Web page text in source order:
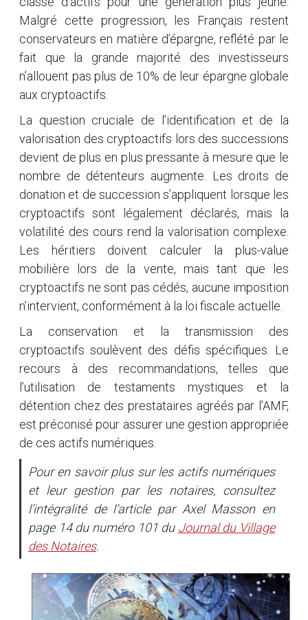
Malgré cette progression, les Français restent
conservateurs en matière d’épargne, reflété par le
fait que la grande majorité des investisseurs
n’allouent pas plus de 10% de leur épargne globale
aux cryptoactifs.
La question cruciale de l’identification et de la
valorisation des cryptoactifs lors des successions
devient de plus en plus pressante à mesure que le
nombre de détenteurs augmente. Les droits de
donation et de succession s’appliquent lorsque les
cryptoactifs sont légalement déclarés, mais la
volatilité des cours rend la valorisation complexe.
Les héritiers doivent calculer la plus-value
mobilière lors de la vente, mais tant que les
cryptoactifs ne sont pas cédés, aucune imposition
n’intervient, conformément à la loi fiscale actuelle.
La conservation et la transmission des
cryptoactifs soulèvent des défis spécifiques. Le
recours à des recommandations, telles que
l’utilisation de testaments mystiques et la
détention chez des prestataires agréés par l’AMF,
est préconisé pour assurer une gestion appropriée
de ces actifs numériques.
Pour en savoir plus sur les actifs numériques
et leur gestion par les notaires, consultez
l’intégralité de l’article par Axel Masson en
page 14 du numéro 101 du Journal du Village
des Notaires.